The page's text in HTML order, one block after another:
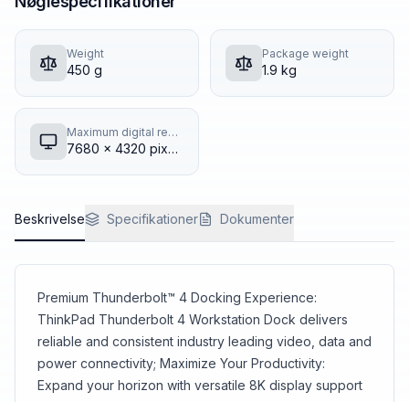
Weight
450 g
Package weight
1.9 kg
Maximum digital resolution
7680 x 4320 pixels
Beskrivelse Specifikationer Dokumenter
Premium Thunderbolt™ 4 Docking Experience:
ThinkPad Thunderbolt 4 Workstation Dock delivers
reliable and consistent industry leading video, data and
power connectivity; Maximize Your Productivity:
Expand your horizon with versatile 8K display support